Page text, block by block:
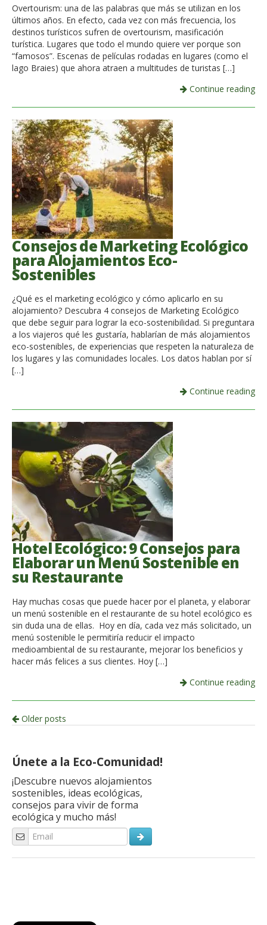
Overtourism: una de las palabras que más se utilizan en los
últimos años. En efecto, cada vez con más frecuencia, los
destinos turísticos sufren de overtourism, masificación
turística. Lugares que todo el mundo quiere ver porque son
“famosos”. Escenas de películas rodadas en lugares (como el
lago Braies) que ahora atraen a multitudes de turistas […]
Continue reading
Consejos de Marketing Ecológico
para Alojamientos Eco-
Sostenibles
¿Qué es el marketing ecológico y cómo aplicarlo en su
alojamiento? Descubra 4 consejos de Marketing Ecológico
que debe seguir para lograr la eco-sostenibilidad. Si preguntara
a los viajeros qué les gustaría, hablarían de más alojamientos
eco-sostenibles, de experiencias que respeten la naturaleza de
los lugares y las comunidades locales. Los datos hablan por sí
[…]
Continue reading
Hotel Ecológico: 9 Consejos para
Elaborar un Menú Sostenible en
su Restaurante
Hay muchas cosas que puede hacer por el planeta, y elaborar
un menú sostenible en el restaurante de su hotel ecológico es
sin duda una de ellas. Hoy en día, cada vez más solicitado, un
menú sostenible le permitiría reducir el impacto
medioambiental de su restaurante, mejorar los beneficios y
hacer más felices a sus clientes. Hoy […]
Continue reading
Post
Older posts
Únete a la Eco-Comunidad!
¡Descubre nuevos alojamientos
sostenibles, ideas ecológicas,
consejos para vivir de forma
ecológica y mucho más!